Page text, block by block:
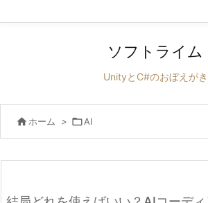
ソフトライム
UnityとC#のおぼえがき
 ホーム > AI